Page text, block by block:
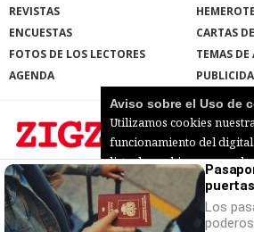
REVISTAS
ENCUESTAS
CARTAS
FOTOS DE LOS LECTORES
TEMAS
AGENDA
ZIGZAGDIGITAL.COM | Términos de uso|
Protección de datos|Mapa del sitio
© 2026 | Todos los derechos reservados
puertas
Los
Aviso sobre el Uso de
Utilizamos cookies
funcionamiento del
lista de cookies y como
nuestra Política de
Aceptar Cookies